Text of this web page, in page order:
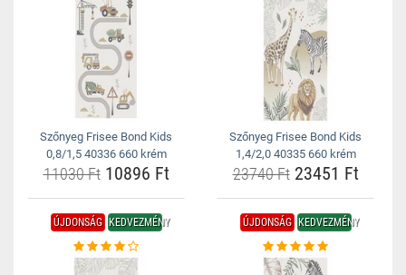
Szőnyeg Frisee Bond Kids
0,8/1,5 40336 660 krém
11030 Ft10896 Ft
Szőnyeg Frisee Bond Kids
1,4/2,0 40335 660 krém
23740 Ft23451 Ft
ÚJDONSÁG KEDVEZMÉNY ÚJDONSÁG KEDVEZMÉNY